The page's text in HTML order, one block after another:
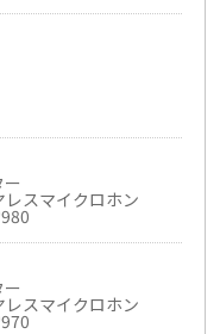
レスマイクロホン
レスマイクロホン